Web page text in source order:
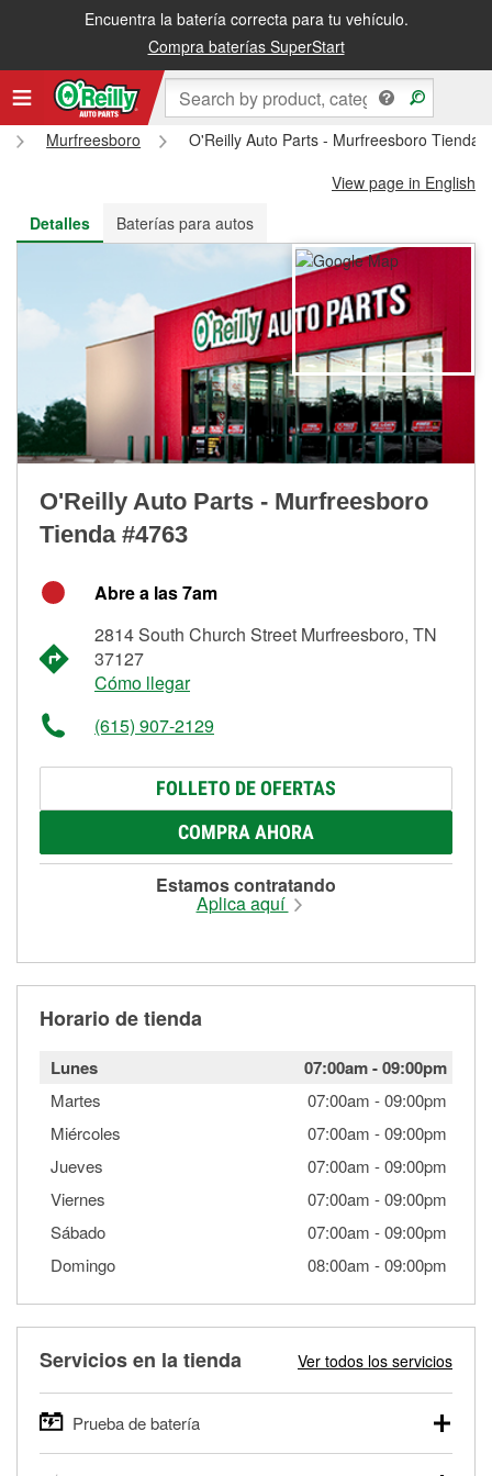
Encuentra la batería correcta para tu vehículo.
Compra baterías SuperStart
Recibe tu orden gratis al día siguiente o recógela en la tienda
Murfreesboro
O'Reilly Auto Parts - Murfreesboro Tienda
View page in English
Detalles
Baterías para autos
O'Reilly Auto Parts - Murfreesboro
Tienda #4763
Abre a las 7am
2814 South Church Street Murfreesboro, TN
37127
Cómo llegar
(615) 907-2129
FOLLETO DE OFERTAS
COMPRA AHORA
Estamos contratando
Aplica aquí
Horario de tienda
Lunes 07:00am-09:00pm
Martes 07:00am -09:00pm
Miércoles
07:00am -09:00pm
Jueves
07:00am -09:00pm
Viernes
07:00am -09:00pm
Sábado
07:00am -09:00pm
Domingo
08:00am -09:00pm
Servicios en la tienda Ver todos los servicios
Prueba de batería